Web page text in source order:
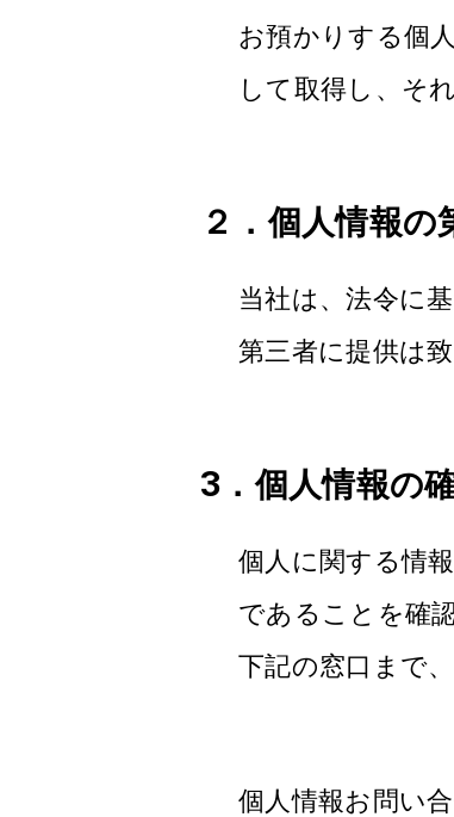
お預かりする個
して取得し、そ
２．個人情報
当社は、法令に
第三者に提供は
3．個人情報の
個人に関する情
であることを確
下記の窓口まで
個人情報お問い